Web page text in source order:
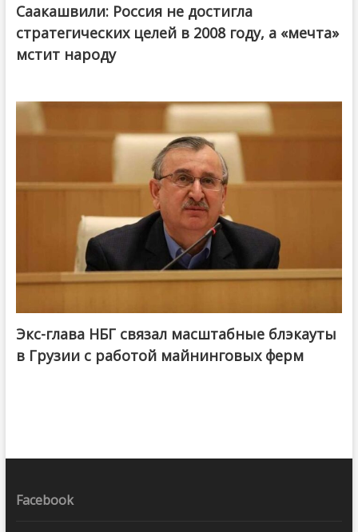
Саакашвили: Россия не достигла
стратегических целей в 2008 году, а «мечта»
мстит народу
Экс-глава НБГ связал масштабные блэкауты
в Грузии с работой майнинговых ферм
Facebook